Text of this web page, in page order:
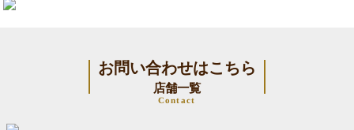
お問い合わせはこちら
店舗一覧
Contact